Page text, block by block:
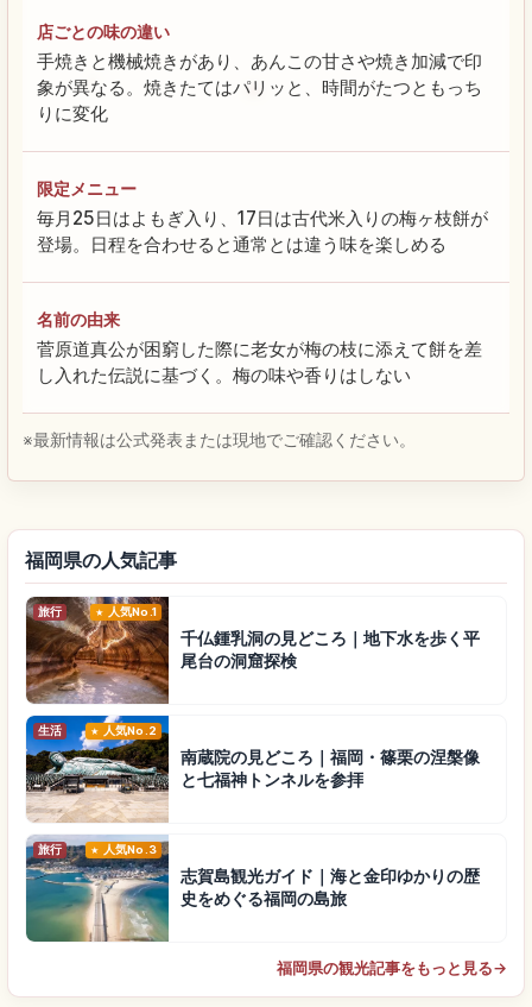
店ごとの味の違い
手焼きと機械焼きがあり、あんこの甘さや焼き加減で印
象が異なる。焼きたてはパリッと、時間がたつともっち
りに変化
限定メニュー
毎月25日はよもぎ入り、17日は古代米入りの梅ヶ枝餅が
登場。日程を合わせると通常とは違う味を楽しめる
名前の由来
菅原道真公が困窮した際に老女が梅の枝に添えて餅を差
し入れた伝説に基づく。梅の味や香りはしない
※最新情報は公式発表または現地でご確認ください。
福岡県の人気記事
旅行 人気No.1
千仏鍾乳洞の見どころ｜地下水を歩く平
尾台の洞窟探検
生活 人気No.2
南蔵院の見どころ｜福岡・篠栗の涅槃像
と七福神トンネルを参拝
旅行 人気No.3
志賀島観光ガイド｜海と金印ゆかりの歴
史をめぐる福岡の島旅
福岡県の観光記事をもっと見る→